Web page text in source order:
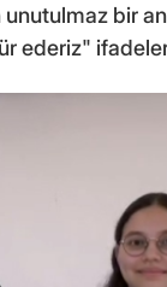
bir
ederiz"